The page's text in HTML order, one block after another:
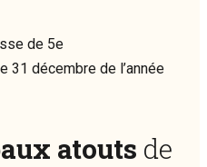
de 5e
31 décembre de l’année
atouts de